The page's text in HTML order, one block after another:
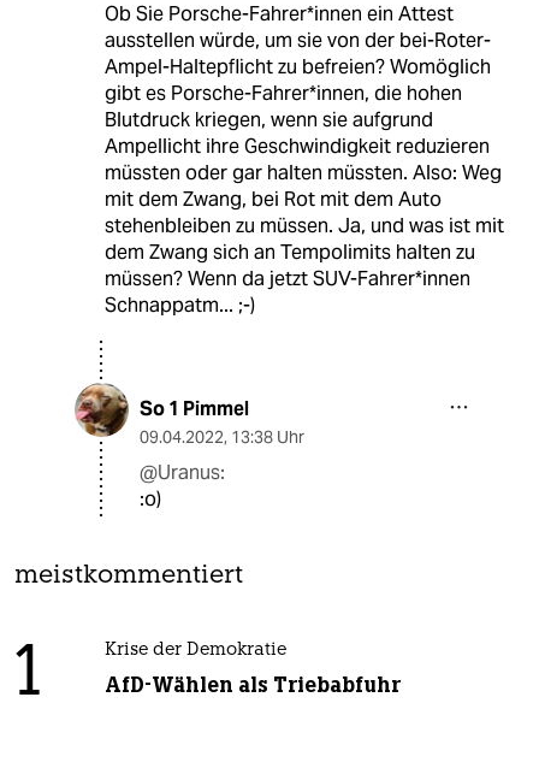
Ob Sie Porsche-Fahrer*innen ein Attest
ausstellen würde, um sie von der bei-Roter-
Ampel-Haltepflicht zu befreien? Womöglich
gibt es Porsche-Fahrer*innen, die hohen
Blutdruck kriegen, wenn sie aufgrund
Ampellicht ihre Geschwindigkeit reduzieren
müssten oder gar halten müssten. Also: Weg
mit dem Zwang, bei Rot mit dem Auto
stehenbleiben zu müssen. Ja, und was ist mit
dem Zwang sich an Tempolimits halten zu
müssen? Wenn da jetzt SUV-Fahrer*innen
Schnappatm... ;-)
So 1 Pimmel
09.04.2022, 13:38 Uhr
@Uranus:
:o)
meistkommentiert
1 Krise der Demokratie
AfD-Wählen als Triebabfuhr